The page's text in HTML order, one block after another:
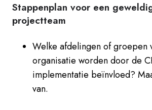
Stappenplan voor een
projectteam
Welke afdelingen of groepen
organisatie worden door de
implementatie beïnvloed?
van.